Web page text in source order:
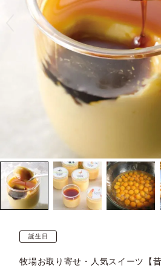
誕生日
牧場お取り寄せ・人気スイーツ【